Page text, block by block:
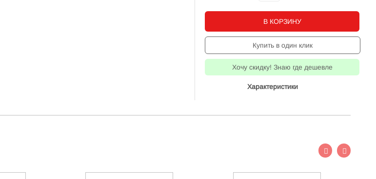
В КОРЗИНУ
Купить в один клик
Хочу скидку! Знаю где дешевле
Характеристики